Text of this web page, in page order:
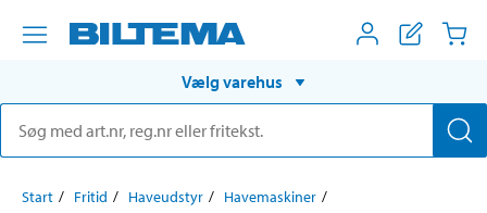
Vælg varehus
Start Fritid Haveudstyr
Havemaskiner